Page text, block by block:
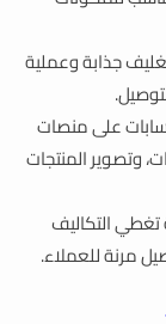
جذابة وعملية
على منصات
وتصوير المنتجات
تغطي التكاليف
مرنة للعملاء.